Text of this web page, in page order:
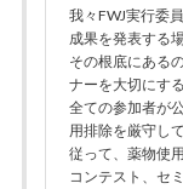
我々FWJ実行委
成果を発表する
その根底にある
ナーを大切にす
全ての参加者が
用排除を厳守し
従って、薬物使
コンテスト、セ